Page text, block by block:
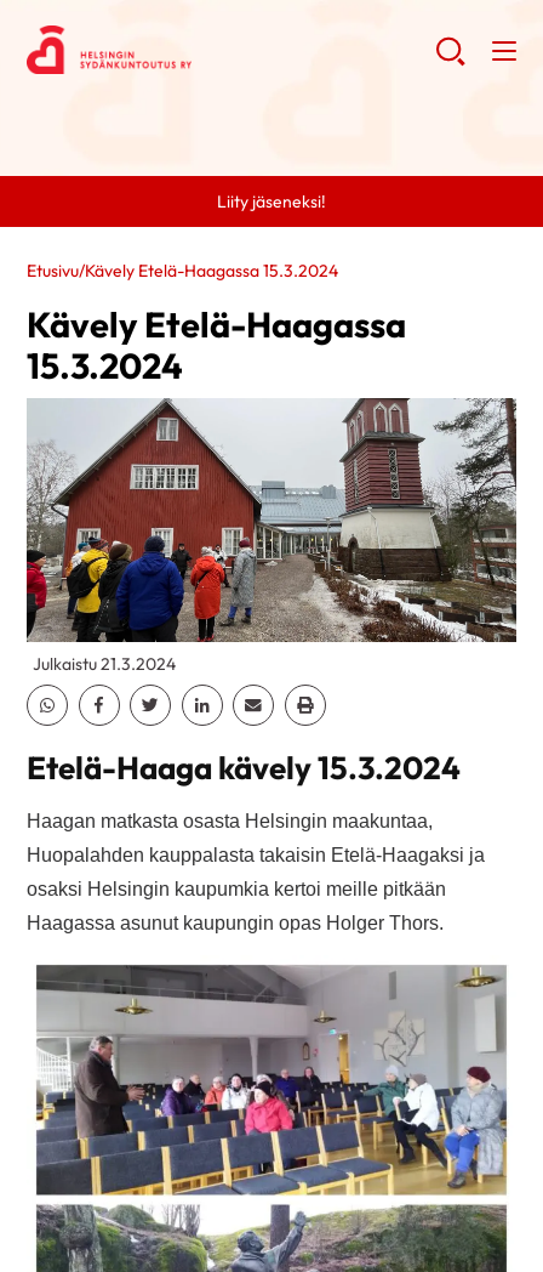
Liity jäseneksi!
Etusivu/Kävely Etelä-Haagassa 15.3.2024
Kävely Etelä-Haagassa
15.3.2024
Julkaistu 21.3.2024
Jaa Whatsapp
Jaa Facebook
Jaa TwitterJaa Linkedin
Jaa EmailJaa Print
Etelä-Haaga kävely 15.3.2024
Haagan matkasta osasta Helsingin maakuntaa,
Huopalahden kauppalasta takaisin Etelä-Haagaksi ja
osaksi Helsingin kaupumkia kertoi meille pitkään
Haagassa asunut kaupungin opas Holger Thors.